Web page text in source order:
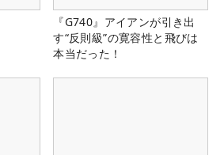
『G740』アイアンが引き出
す“反則級”の寛容性と飛びは
本当だった！